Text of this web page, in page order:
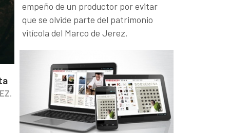
empeño de un productor por evitar
que se olvide parte del patrimonio
vitícola del Marco de Jerez.